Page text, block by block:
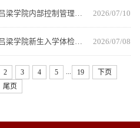
院政〔2026〕106号关于印发《吕梁学院内部控制管理办法（试行）》的通知 2026/07/10
院政〔2026〕104号关于印发《吕梁学院新生入学体检管理办法（试行）》的通知 2026/07/08
2 3 4 5 ... 19
下页
尾页